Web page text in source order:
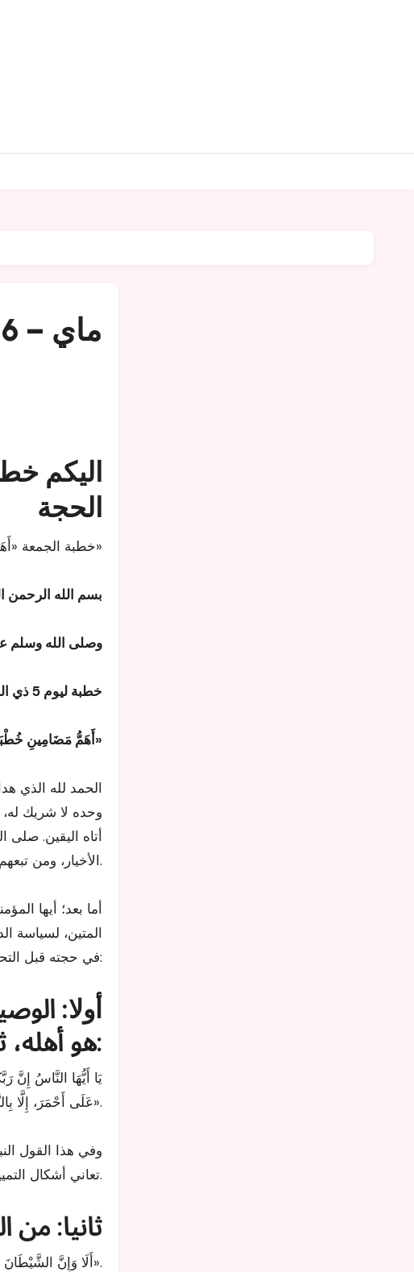
الحجة
بسم الله الرحمن
وصلى الله وسلم
خطبة ليوم 5 ذي الحجة 1447هـ الموافق لـ 22 ماي 2026م
أَهَمُّ مَضَامِينِ»
الحمد لله الذي
وحده لا شريك له،
أتاه اليقين. صلى
الأخيار، ومن تبعهم واقتفى أثرهم في الليل والنهار.
أما بعد؛ أيها
المتين، لسياسة
في حجته قبل التحاقه بالرفيق الأعلى، ومما جاء فيها:
أولا:
هو أهله، ثم قال ﷺ:
عَلَى أَحْمَرَ، إِلَّا بِالتَّقْوَى، إِنَّ أَكْرَمَكُمْ عِنْدَ اللَّهِ أَتْقَاكُمْ، أَلَا هَلْ بَلَّغْتُ».
وفي هذا القول
تعاني أشكال التمييز العنصري على أسس متعددة.
ثانيا:
«أَلَا وَإِنَّ الشَّيْطَانَ قَدْ أَيِسَ مِنْ أَنْ يُعْبَدَ فِي بِلَادِكُمْ هَذِهِ أَبَدًا وَلَكِنْ سَتَكُونُ لَهُ طَاعَةٌ فِيمَا تَحْتَقِرُونَ مِنْ أَعْمَالِكُمْ فَسَيَرْضَى بِهِ».